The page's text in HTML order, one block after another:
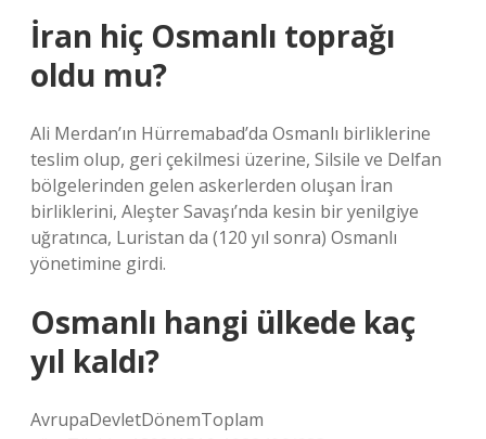
İran hiç Osmanlı toprağı
oldu mu?
Ali Merdan’ın Hürremabad’da Osmanlı birliklerine
teslim olup, geri çekilmesi üzerine, Silsile ve Delfan
bölgelerinden gelen askerlerden oluşan İran
birliklerini, Aleşter Savaşı’nda kesin bir yenilgiye
uğratınca, Luristan da (120 yıl sonra) Osmanlı
yönetimine girdi.
Osmanlı hangi ülkede kaç
yıl kaldı?
AvrupaDevletDönemToplam